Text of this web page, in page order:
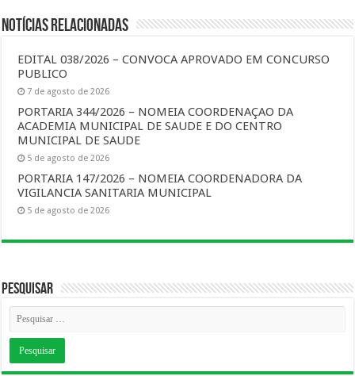
Notícias Relacionadas
EDITAL 038/2026 – CONVOCA APROVADO EM CONCURSO
PUBLICO
7 de agosto de 2026
PORTARIA 344/2026 – NOMEIA COORDENAÇAO DA
ACADEMIA MUNICIPAL DE SAUDE E DO CENTRO
MUNICIPAL DE SAUDE
5 de agosto de 2026
PORTARIA 147/2026 – NOMEIA COORDENADORA DA
VIGILANCIA SANITARIA MUNICIPAL
5 de agosto de 2026
Pesquisar